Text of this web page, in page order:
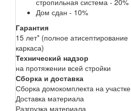
Дом сдан - 10%
Гарантия
15 лет* (полное атисептирование
каркаса)
Технический надзор
на протяжении всей стройки
Сборка и доставка
Сборка домокомплекта на участке
Доставка материала
Разгрузка материала